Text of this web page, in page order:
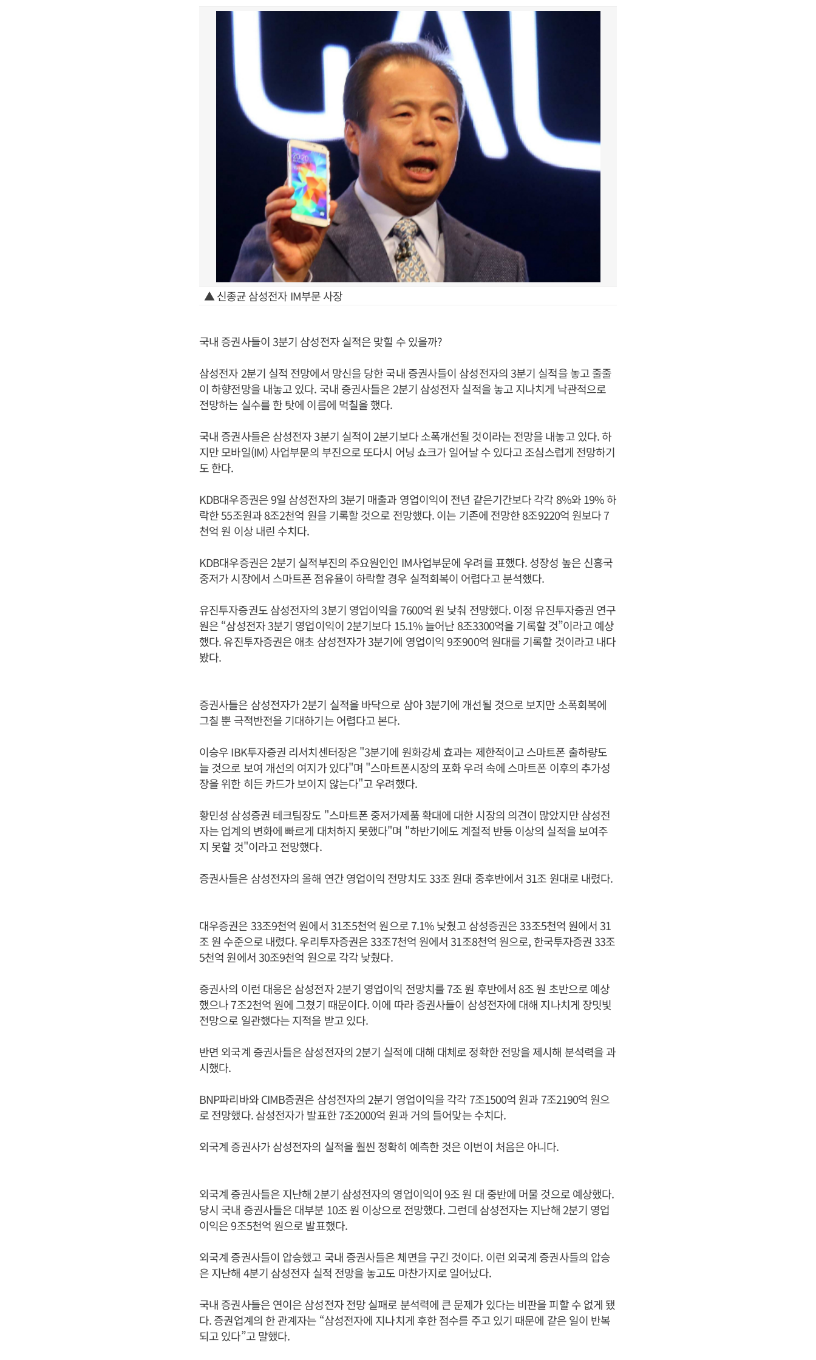
▲ 신종균 삼성전자 IM부문 사장
국내 증권사들이 3분기 삼성전자 실적은 맞힐 수 있을까?
삼성전자 2분기 실적 전망에서 망신을 당한 국내 증권사들이 삼성전자의 3분기 실적을 놓고 줄줄
이 하향전망을 내놓고 있다. 국내 증권사들은 2분기 삼성전자 실적을 놓고 지나치게 낙관적으로
전망하는 실수를 한 탓에 이름에 먹칠을 했다.
국내 증권사들은 삼성전자 3분기 실적이 2분기보다 소폭개선될 것이라는 전망을 내놓고 있다. 하
지만 모바일(IM) 사업부문의 부진으로 또다시 어닝 쇼크가 일어날 수 있다고 조심스럽게 전망하기
도 한다.
KDB대우증권은 9일 삼성전자의 3분기 매출과 영업이익이 전년 같은기간보다 각각 8%와 19% 하
락한 55조원과 8조2천억 원을 기록할 것으로 전망했다. 이는 기존에 전망한 8조9220억 원보다 7
천억 원 이상 내린 수치다.
KDB대우증권은 2분기 실적부진의 주요원인인 IM사업부문에 우려를 표했다. 성장성 높은 신흥국
중저가 시장에서 스마트폰 점유율이 하락할 경우 실적회복이 어렵다고 분석했다.
유진투자증권도 삼성전자의 3분기 영업이익을 7600억 원 낮춰 전망했다. 이정 유진투자증권 연구
원은 “삼성전자 3분기 영업이익이 2분기보다 15.1% 늘어난 8조3300억을 기록할 것”이라고 예상
했다. 유진투자증권은 애초 삼성전자가 3분기에 영업이익 9조900억 원대를 기록할 것이라고 내다
봤다.
증권사들은 삼성전자가 2분기 실적을 바닥으로 삼아 3분기에 개선될 것으로 보지만 소폭회복에
그칠 뿐 극적반전을 기대하기는 어렵다고 본다.
이승우 IBK투자증권 리서치센터장은 "3분기에 원화강세 효과는 제한적이고 스마트폰 출하량도
늘 것으로 보여 개선의 여지가 있다"며 "스마트폰시장의 포화 우려 속에 스마트폰 이후의 추가성
장을 위한 히든 카드가 보이지 않는다"고 우려했다.
황민성 삼성증권 테크팀장도 "스마트폰 중저가제품 확대에 대한 시장의 의견이 많았지만 삼성전
자는 업계의 변화에 빠르게 대처하지 못했다"며 "하반기에도 계절적 반등 이상의 실적을 보여주
지 못할 것"이라고 전망했다.
증권사들은 삼성전자의 올해 연간 영업이익 전망치도 33조 원대 중후반에서 31조 원대로 내렸다.
대우증권은 33조9천억 원에서 31조5천억 원으로 7.1% 낮췄고 삼성증권은 33조5천억 원에서 31
조 원 수준으로 내렸다. 우리투자증권은 33조7천억 원에서 31조8천억 원으로, 한국투자증권 33조
5천억 원에서 30조9천억 원으로 각각 낮췄다.
증권사의 이런 대응은 삼성전자 2분기 영업이익 전망치를 7조 원 후반에서 8조 원 초반으로 예상
했으나 7조2천억 원에 그쳤기 때문이다. 이에 따라 증권사들이 삼성전자에 대해 지나치게 장밋빛
전망으로 일관했다는 지적을 받고 있다.
반면 외국계 증권사들은 삼성전자의 2분기 실적에 대해 대체로 정확한 전망을 제시해 분석력을 과
시했다.
BNP파리바와 CIMB증권은 삼성전자의 2분기 영업이익을 각각 7조1500억 원과 7조2190억 원으
로 전망했다. 삼성전자가 발표한 7조2000억 원과 거의 들어맞는 수치다.
외국계 증권사가 삼성전자의 실적을 훨씬 정확히 예측한 것은 이번이 처음은 아니다.
외국계 증권사들은 지난해 2분기 삼성전자의 영업이익이 9조 원 대 중반에 머물 것으로 예상했다.
당시 국내 증권사들은 대부분 10조 원 이상으로 전망했다. 그런데 삼성전자는 지난해 2분기 영업
이익은 9조5천억 원으로 발표했다.
외국계 증권사들이 압승했고 국내 증권사들은 체면을 구긴 것이다. 이런 외국계 증권사들의 압승
은 지난해 4분기 삼성전자 실적 전망을 놓고도 마찬가지로 일어났다.
국내 증권사들은 연이은 삼성전자 전망 실패로 분석력에 큰 문제가 있다는 비판을 피할 수 없게 됐
다. 증권업계의 한 관계자는 “삼성전자에 지나치게 후한 점수를 주고 있기 때문에 같은 일이 반복
되고 있다”고 말했다.